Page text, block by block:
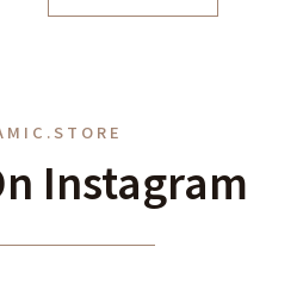
Instagram